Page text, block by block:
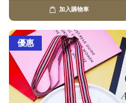
加入購物車
優惠